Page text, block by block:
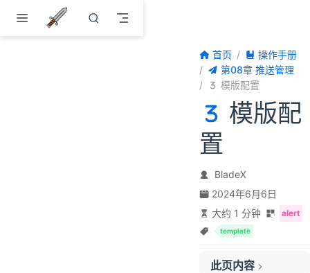
首页
操作手册
第08章 推送管理
模版配置
模版配
置
BladeX
2024年6月6日
大约 1 分钟
alert
template
此页内容